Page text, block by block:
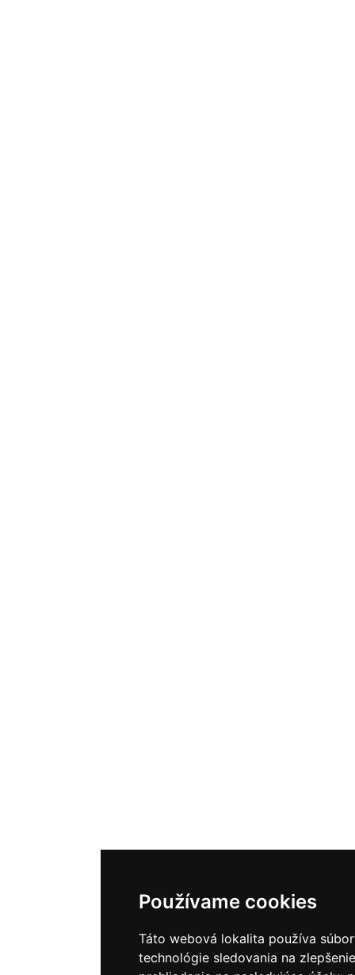
Používame cookies
Táto webová lokalita používa
technológie sledovania na